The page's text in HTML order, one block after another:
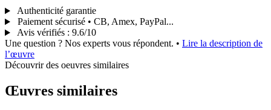
Authenticité garantie
Paiement sécurisé • CB, Amex, PayPal...
Avis vérifiés : 9.6/10
Une question ? Nos experts vous répondent. • Lire la description de
l’œuvre
Découvrir des oeuvres similaires
Œuvres similaires